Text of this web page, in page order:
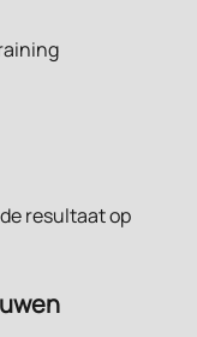
resultaat op